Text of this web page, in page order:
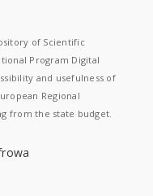
of Scientific
Program Digital
and usefulness of
Regional
from the state budget.